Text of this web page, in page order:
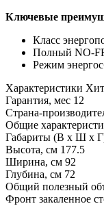
Ключевые
Класс
Полный NO-
Режим
Характеристики
Гарантия, мес 12
Страна-
Общие
Габариты (В х Ш х
Высота, см 177.5
Ширина, см 92
Глубина, см 72
Общий полезный
Фронт закаленное